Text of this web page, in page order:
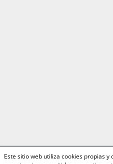
Este sitio web utiliza cookies propias